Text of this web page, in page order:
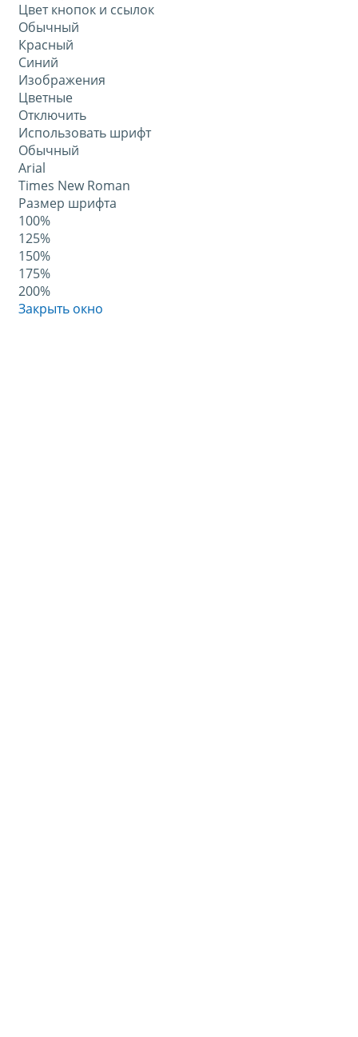
Цвет кнопок и ссылок
Обычный
Красный
Синий
Изображения
Цветные
Отключить
Использовать шрифт
Обычный
Arial
Times New Roman
Размер шрифта
100%
125%
150%
175%
200%
Закрыть окно